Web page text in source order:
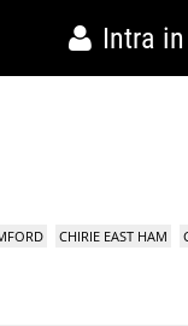
Intra
CHIRIE EAST HAM